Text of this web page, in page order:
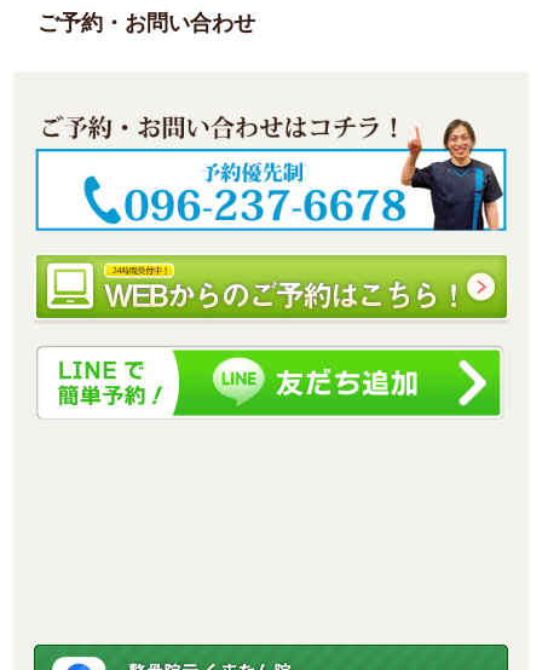
ご予約・お問い合わせ